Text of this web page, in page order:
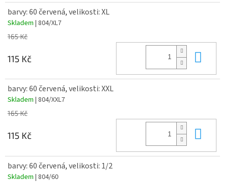
barvy: 60 červená, velikosti: XL
Skladem | 804/XL7
165 Kč
115 Kč
barvy: 60 červená, velikosti: XXL
Skladem | 804/XXL7
165 Kč
115 Kč
barvy: 60 červená, velikosti: 1/2
Skladem | 804/60